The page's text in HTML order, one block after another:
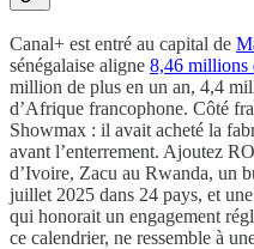
Canal+ est entré au capital de
sénégalaise aligne 8,46 millions
million de plus en un an, 4,4
d’Afrique francophone. Côté
Showmax : il avait acheté la
avant l’enterrement. Ajoutez
d’Ivoire, Zacu au Rwanda, un
juillet 2025 dans 24 pays, et
qui honorait un engagement
ce calendrier, ne ressemble à